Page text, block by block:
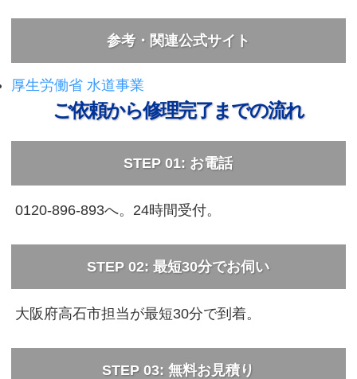
参考・関連公式サイト
厚生労働省 水道事業
ご依頼から修理完了までの流れ
STEP 01: お電話
0120-896-893へ。24時間受付。
STEP 02: 最短30分でお伺い
大阪府高石市担当が最短30分で到着。
STEP 03: 無料お見積り